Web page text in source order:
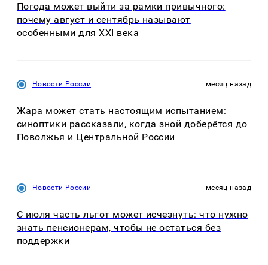
Погода может выйти за рамки привычного:
почему август и сентябрь называют
особенными для XXI века
Новости России месяц назад
Жара может стать настоящим испытанием:
синоптики рассказали, когда зной доберётся до
Поволжья и Центральной России
Новости России месяц назад
С июля часть льгот может исчезнуть: что нужно
знать пенсионерам, чтобы не остаться без
поддержки